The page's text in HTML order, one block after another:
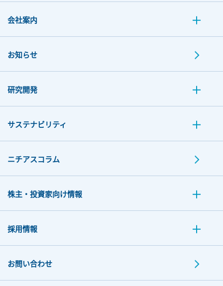
会社案内
お知らせ
研究開発
サステナビリティ
ニチアスコラム
株主・投資家向け情報
採用情報
お問い合わせ